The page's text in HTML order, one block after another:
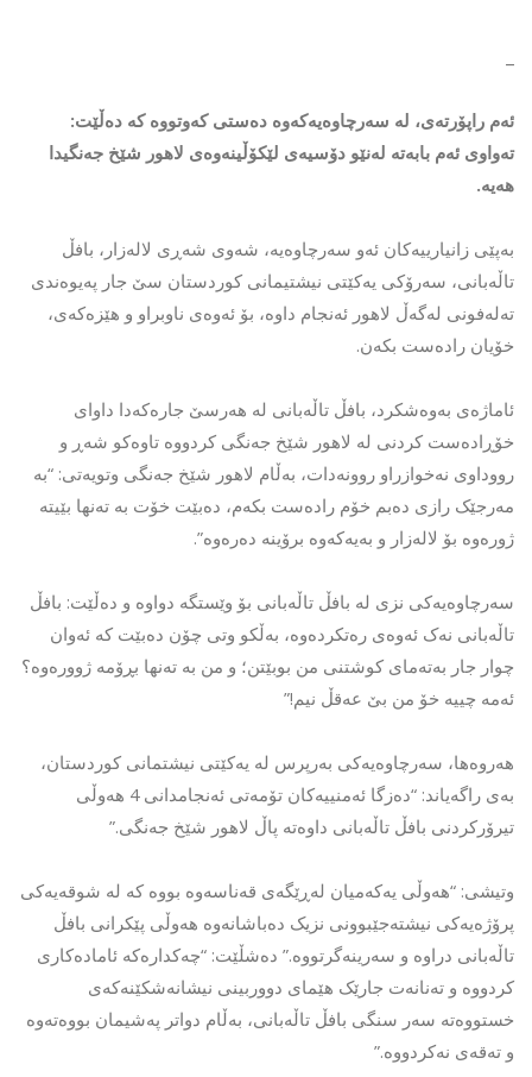
ئەم راپۆرتەی، لە سەرچاوەیەکەوە دەستی کەوتووە کە دەڵێت:
تەواوی ئەم بابەتە لەنێو دۆسیەی لێکۆڵینەوەی لاهور شێخ جەنگیدا
هەیە.
بەپێی زانیارییەکان ئەو سەرچاوەیە، شەوی شەڕی لالەزار، بافڵ
تاڵەبانی، سەرۆکی یەکێتی نیشتیمانی کوردستان سێ جار پەیوەندی
تەلەفونی لەگەڵ لاهور ئەنجام داوە، بۆ ئەوەی ناوبراو و هێزەکەی،
خۆیان رادەست بکەن.
ئاماژەی بەوەشکرد، بافڵ تاڵەبانی لە هەرسێ جارەکەدا داوای
خۆڕادەست کردنی لە لاهور شێخ جەنگی کردووە تاوەکو شەڕ و
رووداوی نەخوازراو روونەدات، بەڵام لاهور شێخ جەنگی وتویەتی: “بە
مەرجێک رازی دەبم خۆم رادەست بکەم، دەبێت خۆت بە تەنها بێیتە
ژورەوە بۆ لالەزار و بەیەکەوە برۆینە دەرەوە”.
سەرچاوەیەکی نزی لە بافڵ تاڵەبانی بۆ وێستگە دواوە و دەڵێت: بافڵ
تاڵەبانی نەک ئەوەی رەتکردەوە، بەڵکو وتی چۆن دەبێت کە ئەوان
چوار جار بەتەمای کوشتنی من بوبێتن؛ و من بە تەنها بڕۆمە ژوورەوە؟
ئەمە چییە خۆ من بێ عەقڵ نیم!”
هەروەها، سەرچاوەیەکی بەرپرس لە یەکێتی نیشتمانی کوردستان،
بەی راگەیاند: “دەزگا ئەمنییەکان تۆمەتی ئەنجامدانی 4 هەوڵی
تیرۆرکردنی بافڵ تاڵەبانی داوەتە پاڵ لاهور شێخ جەنگی.”
وتیشی: “هەوڵی یەکەمیان لەڕێگەی قەناسەوە بووە کە لە شوقەیەکی
پرۆژەیەکی نیشتەجێبوونی نزیک دەباشانەوە هەوڵی پێکرانی بافڵ
تاڵەبانی دراوە و سەرینەگرتووە.” دەشڵێت: “چەکدارەکە ئامادەکاری
کردووە و تەنانەت جارێک هێمای دووربینی نیشانەشکێنەکەی
خستووەتە سەر سنگی بافڵ تاڵەبانی، بەڵام دواتر پەشیمان بووەتەوە
و تەقەی نەکردووە.”